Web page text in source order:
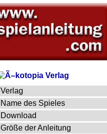
Verlag
Name des Spieles
Download
Größe der Anleitung